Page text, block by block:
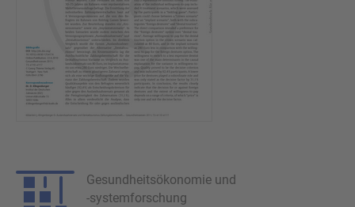
Gesundheitsökonomie und
-systemforschung